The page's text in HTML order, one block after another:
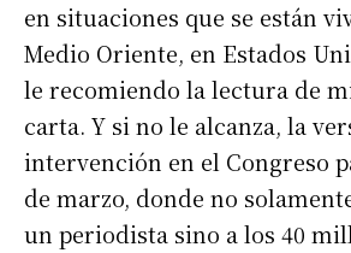
en situaciones que se están
Medio Oriente, en Estados
le recomiendo la lectura de
carta. Y si no le alcanza, la
intervención en el Congreso
de marzo, donde no
un periodista sino a los 40